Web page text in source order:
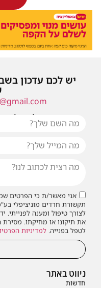
ניווט באתר
חדשות
יש לכם עדכון
או שילחו אלינו
אני מאשר/ת כי הפרטים
תקשורת חרדים מוניציפלי
לצורך טיפול ומענה לפנייתי.
את תיקונו או מחיקתו.
לטפל בפנייה. למדיניות